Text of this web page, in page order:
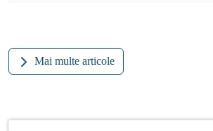
Mai multe articole